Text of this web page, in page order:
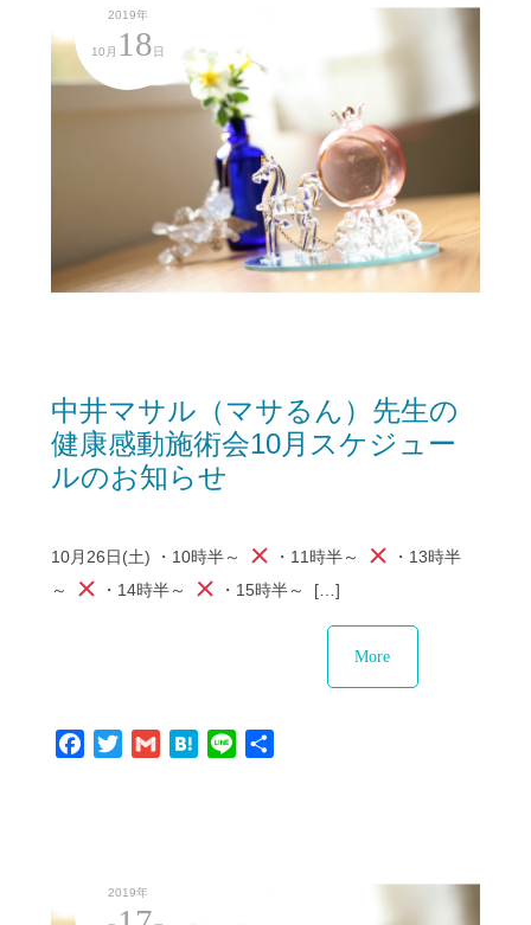
2019年
10月 18 日
中井マサル（マサるん）先生の
健康感動施術会10月スケジュー
ルのお知らせ
10月26日(土) ・10時半～ ・11時半～
・13時半
～
・14時半～ ・15時半～ […]
More
Facebook
TwitterGmail Hatena
Line
2019年